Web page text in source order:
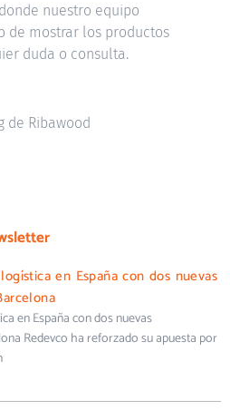
, donde nuestro equipo
de mostrar los productos
duda o consulta.
de Ribawood
en España con dos nuevas
en España con dos nuevas
Redevco ha reforzado su apuesta por